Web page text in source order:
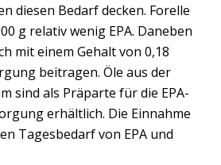
diesen Bedarf decken. Forelle
g relativ wenig EPA. Daneben
mit einem Gehalt von 0,18
beitragen. Öle aus der
sind als Präparte für die EPA-
erhältlich. Die Einnahme
Tagesbedarf von EPA und